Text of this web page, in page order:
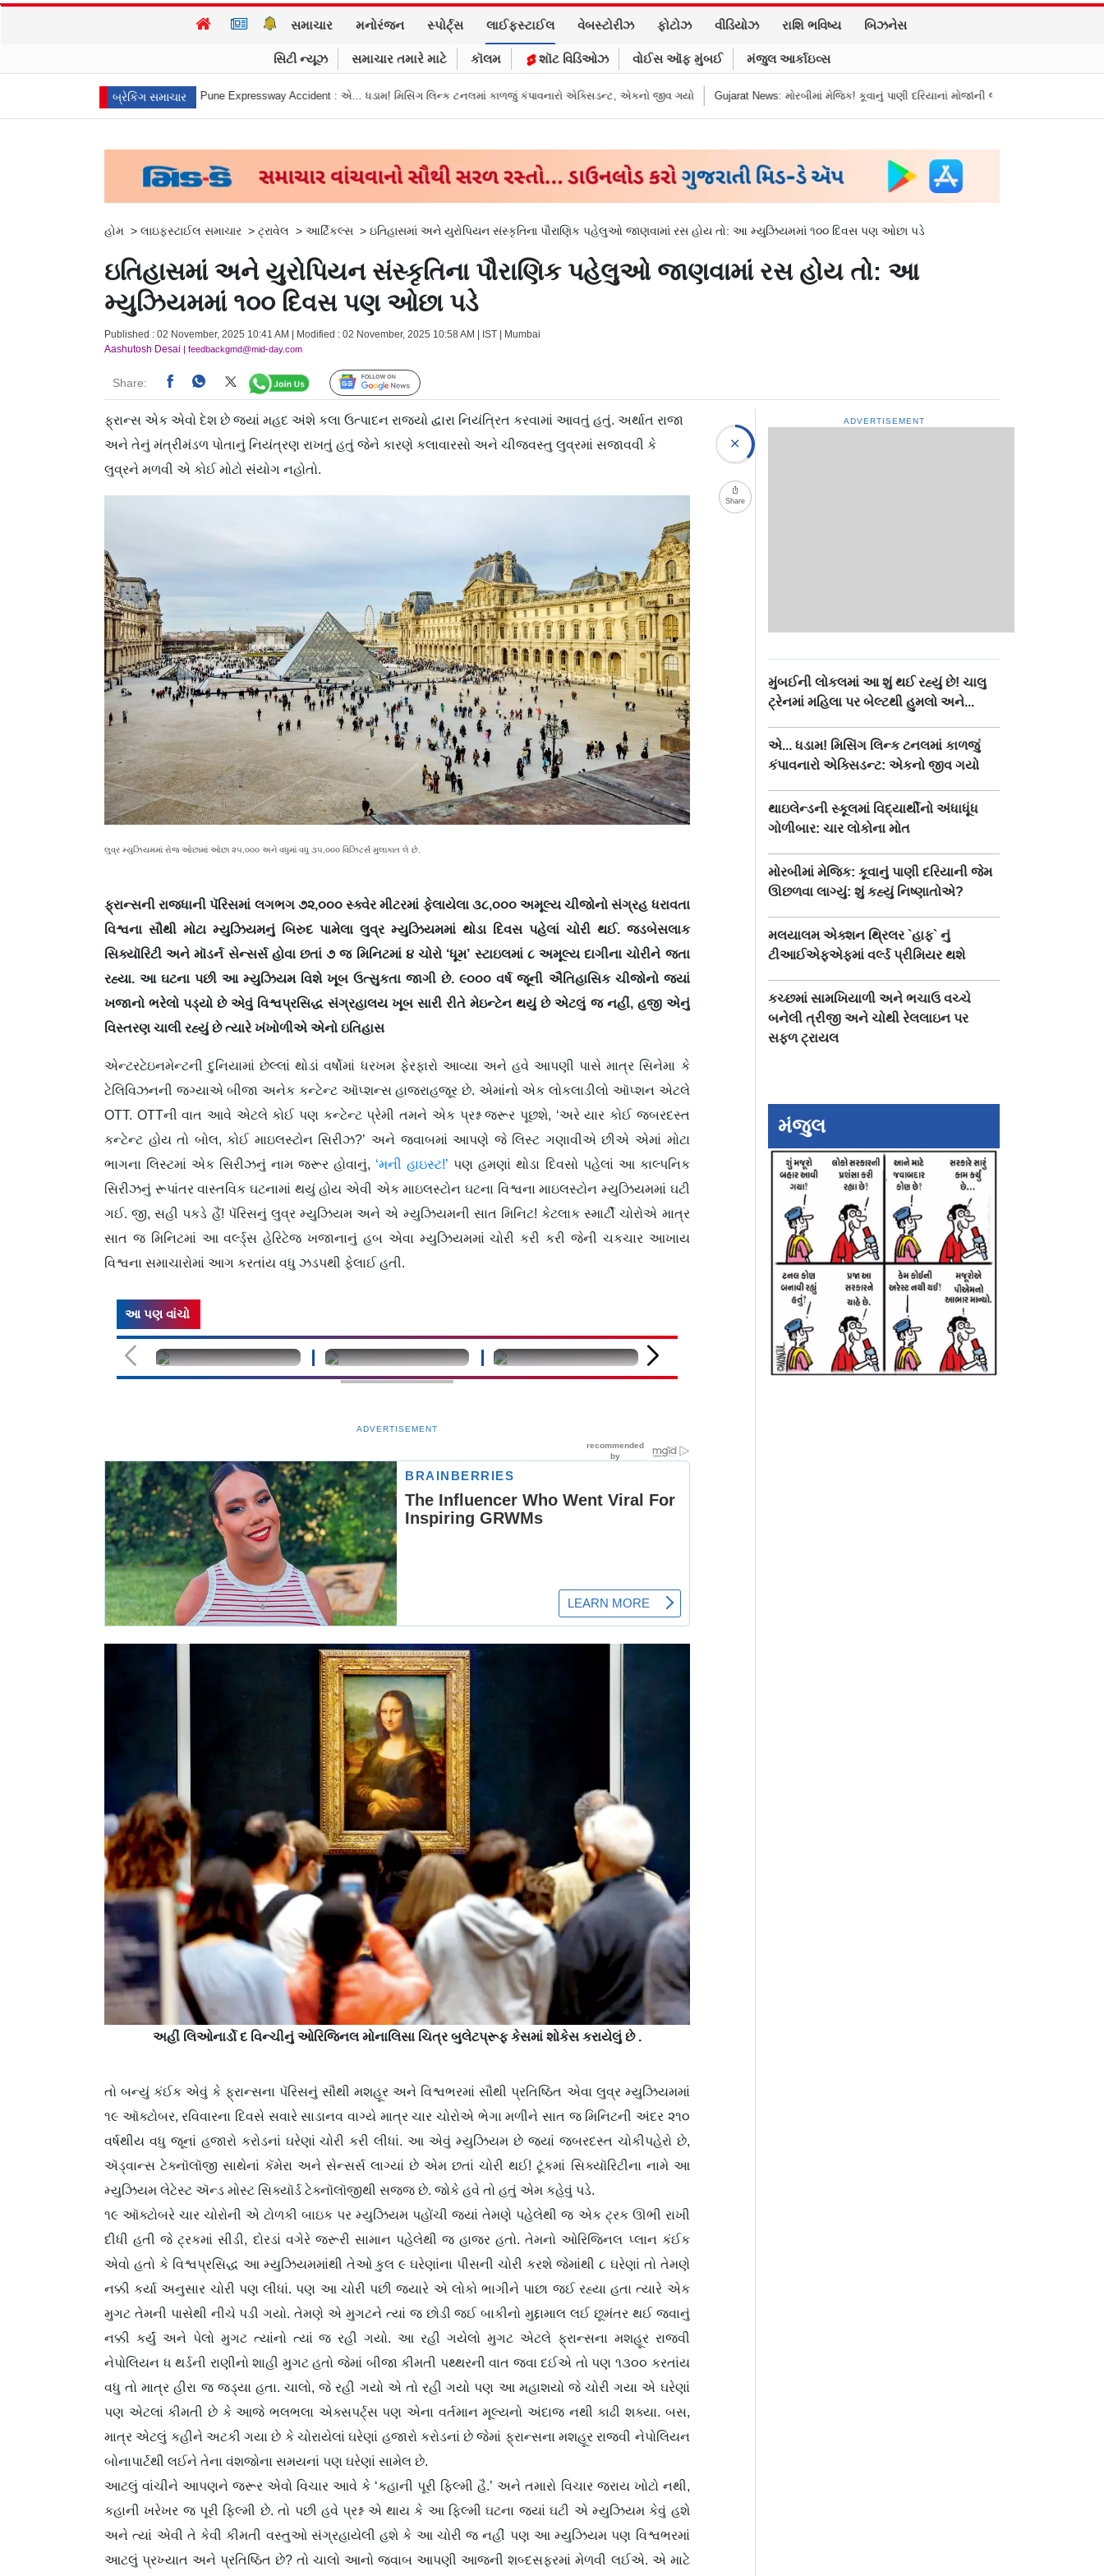
સમાચાર મનોરંજન સ્પોર્ટ્સ લાઈફસ્ટાઈલ વેબસ્ટોરીઝ ફોટોઝ વીડિયોઝ રાશિ ભવિષ્ય બિઝનેસ
સિટી ન્યૂઝ સમાચાર તમારે માટે કૉલમ શૉટ વિડિઓઝ વોઈસ ઑફ મુંબઈ મંજુલ આર્કાઇવ્સ
બ્રેકિંગ સમાચાર
Mumbai Pune Expressway Accident : એ... ધડામ! મિસિંગ લિન્ક ટનલમાં કાળજું કંપાવનારો એક્સિડન્ટ, એકનો જીવ ગયો Gujarat News: મોરબીમાં મેજિક! કૂવાનું પાણી દરિયાનાં મોજાંની જેમ ઊછળવા લાગ્યું, શું કહે છે નિષ્ણાતો?
હોમ > લાઇફસ્ટાઈલ સમાચાર > ટ્રાવેલ > આર્ટિકલ્સ > ઇતિહાસમાં અને યુરોપિયન સંસ્કૃતિના પૌરાણિક પહેલુઓ જાણવામાં રસ હોય તો: આ મ્યુઝિયમમાં ૧૦૦ દિવસ પણ ઓછા પડે
ઇતિહાસમાં અને યુરોપિયન સંસ્કૃતિના પૌરાણિક પહેલુઓ જાણવામાં રસ હોય તો: આ
મ્યુઝિયમમાં ૧૦૦ દિવસ પણ ઓછા પડે
Published : 02 November, 2025 10:41 AM | Modified : 02 November, 2025 10:58 AM | IST | Mumbai
Aashutosh Desai | feedbackgmd@mid-day.com
Share: Follow Us
ફ્રાન્સ એક એવો દેશ છે જ્યાં મહદ અંશે કલા ઉત્પાદન રાજ્યો દ્વારા નિયંત્રિત કરવામાં આવતું હતું. અર્થાત રાજા
અને તેનું મંત્રીમંડળ પોતાનું નિયંત્રણ રાખતું હતું જેને કારણે કલાવારસો અને ચીજવસ્તુ લુવ્રમાં સજાવવી કે
લુવ્રને મળવી એ કોઈ મોટો સંયોગ નહોતો.
લુવ્ર મ્યુઝિયમમાં રોજ ઓછામાં ઓછા ૨૫,૦૦૦ અને વધુમાં વધુ ૩૫,૦૦૦ વિઝિટર્સ મુલાકાત લે છે.
ફ્રાન્સની રાજધાની પૅરિસમાં લગભગ ૭૨,૦૦૦ સ્ક્વેર મીટરમાં ફેલાયેલા ૩૮,૦૦૦ અમૂલ્ય ચીજોનો સંગ્રહ ધરાવતા
વિશ્વના સૌથી મોટા મ્યુઝિયમનું બિરુદ પામેલા લુવ્ર મ્યુઝિયમમાં થોડા દિવસ પહેલાં ચોરી થઈ. જડબેસલાક
સિક્યૉરિટી અને મૉડર્ન સેન્સર્સ હોવા છતાં ૭ જ મિનિટમાં ૪ ચોરો ‘ધૂમ’ સ્ટાઇલમાં ૮ અમૂલ્ય દાગીના ચોરીને જતા
રહ્યા. આ ઘટના પછી આ મ્યુઝિયમ વિશે ખૂબ ઉત્સુકતા જાગી છે. ૯૦૦૦ વર્ષ જૂની ઐતિહાસિક ચીજોનો જ્યાં
ખજાનો ભરેલો પડ્યો છે એવું વિશ્વપ્રસિદ્ધ સંગ્રહાલય ખૂબ સારી રીતે મેઇન્ટેન થયું છે એટલું જ નહીં, હજી એનું
વિસ્તરણ ચાલી રહ્યું છે ત્યારે ખંખોળીએ એનો ઇતિહાસ
એન્ટરટેઇનમેન્ટની દુનિયામાં છેલ્લાં થોડાં વર્ષોમાં ધરખમ ફેરફારો આવ્યા અને હવે આપણી પાસે માત્ર સિનેમા કે
ટેલિવિઝનની જગ્યાએ બીજા અનેક કન્ટેન્ટ ઑપ્શન્સ હાજરાહજૂર છે. એમાંનો એક લોકલાડીલો ઑપ્શન એટલે
OTT. OTTની વાત આવે એટલે કોઈ પણ કન્ટેન્ટ પ્રેમી તમને એક પ્રશ્ન જરૂર પૂછશે, ‘અરે યાર કોઈ જબરદસ્ત
કન્ટેન્ટ હોય તો બોલ, કોઈ માઇલસ્ટોન સિરીઝ?’ અને જવાબમાં આપણે જે લિસ્ટ ગણાવીએ છીએ એમાં મોટા
ભાગના લિસ્ટમાં એક સિરીઝનું નામ જરૂર હોવાનું, ‘મની હાઇસ્ટ!’પણ હમણાં થોડા દિવસો પહેલાં આ કાલ્પનિક
સિરીઝનું રૂપાંતર વાસ્તવિક ઘટનામાં થયું હોય એવી એક માઇલસ્ટોન ઘટના વિશ્વના માઇલસ્ટોન મ્યુઝિયમમાં ઘટી
ગઈ. જી, સહી પકડે હૈં! પૅરિસનું લુવ્ર મ્યુઝિયમ અને એ મ્યુઝિયમની સાત મિનિટ! કેટલાક સ્માર્ટી ચોરોએ માત્ર
સાત જ મિનિટમાં આ વર્લ્ડ્સ હેરિટેજ ખજાનાનું હબ એવા મ્યુઝિયમમાં ચોરી કરી કરી જેની ચકચાર આખાય
વિશ્વના સમાચારોમાં આગ કરતાંય વધુ ઝડપથી ફેલાઈ હતી.
આ પણ વાંચો
undefined undefined undefined undefined
ADVERTISEMENT
અહીં લિઓનાર્ડો દ વિન્ચીનું ઓરિજિનલ મોનાલિસા ચિત્ર બુલેટપ્રૂફ કેસમાં શોકેસ કરાયેલું છે .
તો બન્યું કંઈક એવું કે ફ્રાન્સના પૅરિસનું સૌથી મશહૂર અને વિશ્વભરમાં સૌથી પ્રતિષ્ઠિત એવા લુવ્ર મ્યુઝિયમમાં
૧૯ ઑક્ટોબર, રવિવારના દિવસે સવારે સાડાનવ વાગ્યે માત્ર ચાર ચોરોએ ભેગા મળીને સાત જ મિનિટની અંદર ૨૧૦
વર્ષથીય વધુ જૂનાં હજારો કરોડનાં ઘરેણાં ચોરી કરી લીધાં. આ એવું મ્યુઝિયમ છે જ્યાં જબરદસ્ત ચોકીપહેરો છે,
ઍડ્વાન્સ ટેક્નૉલૉજી સાથેનાં કૅમેરા અને સેન્સર્સ લાગ્યાં છે એમ છતાં ચોરી થઈ! ટૂંકમાં સિક્યૉરિટીના નામે આ
મ્યુઝિયમ લેટેસ્ટ ઍન્ડ મોસ્ટ સિક્યૉર્ડ ટેક્નૉલૉજીથી સજ્જ છે. જોકે હવે તો હતું એમ કહેવું પડે.
૧૯ ઑક્ટોબરે ચાર ચોરોની એ ટોળકી બાઇક પર મ્યુઝિયમ પહોંચી જ્યાં તેમણે પહેલેથી જ એક ટ્રક ઊભી રાખી
દીધી હતી જે ટ્રકમાં સીડી, દોરડાં વગેરે જરૂરી સામાન પહેલેથી જ હાજર હતો. તેમનો ઓરિજિનલ પ્લાન કંઈક
એવો હતો કે વિશ્વપ્રસિદ્ધ આ મ્યુઝિયમમાંથી તેઓ કુલ ૯ ઘરેણાંના પીસની ચોરી કરશે જેમાંથી ૮ ઘરેણાં તો તેમણે
નક્કી કર્યા અનુસાર ચોરી પણ લીધાં. પણ આ ચોરી પછી જ્યારે એ લોકો ભાગીને પાછા જઈ રહ્યા હતા ત્યારે એક
મુગટ તેમની પાસેથી નીચે પડી ગયો. તેમણે એ મુગટને ત્યાં જ છોડી જઈ બાકીનો મુદ્દામાલ લઈ છૂમંતર થઈ જવાનું
નક્કી કર્યું અને પેલો મુગટ ત્યાંનો ત્યાં જ રહી ગયો. આ રહી ગયેલો મુગટ એટલે ફ્રાન્સના મશહૂર રાજવી
નેપોલિયન ધ થર્ડની રાણીનો શાહી મુગટ હતો જેમાં બીજા કીમતી પથ્થરની વાત જવા દઈએ તો પણ ૧૩૦૦ કરતાંય
વધુ તો માત્ર હીરા જ જડ્યા હતા. ચાલો, જે રહી ગયો એ તો રહી ગયો પણ આ મહાશયો જે ચોરી ગયા એ ઘરેણાં
પણ એટલાં કીમતી છે કે આજે ભલભલા એક્સપર્ટ્સ પણ એના વર્તમાન મૂલ્યનો અંદાજ નથી કાઢી શક્યા. બસ,
માત્ર એટલું કહીને અટકી ગયા છે કે ચોરાયેલાં ઘરેણાં હજારો કરોડનાં છે જેમાં ફ્રાન્સના મશહૂર રાજવી નેપોલિયન
બોનાપાર્ટથી લઈને તેના વંશજોના સમયનાં પણ ઘરેણાં સામેલ છે.
આટલું વાંચીને આપણને જરૂર એવો વિચાર આવે કે ‘કહાની પૂરી ફિલ્મી હૈ.’ અને તમારો વિચાર જરાય ખોટો નથી,
કહાની ખરેખર જ પૂરી ફિલ્મી છે. તો પછી હવે પ્રશ્ન એ થાય કે આ ફિલ્મી ઘટના જ્યાં ઘટી એ મ્યુઝિયમ કેવું હશે
અને ત્યાં એવી તે કેવી કીમતી વસ્તુઓ સંગ્રહાયેલી હશે કે આ ચોરી જ નહીં પણ આ મ્યુઝિયમ પણ વિશ્વભરમાં
આટલું પ્રખ્યાત અને પ્રતિષ્ઠિત છે? તો ચાલો આનો જવાબ આપણી આજની શબ્દસફરમાં મેળવી લઈએ. એ માટે
Share
ADVERTISEMENT
મુંબઈની લોકલમાં આ શું થઈ રહ્યું છે! ચાલુ
ટ્રેનમાં મહિલા પર બેલ્ટથી હુમલો અને...
એ... ધડામ! મિસિંગ લિન્ક ટનલમાં કાળજું
કંપાવનારો એક્સિડન્ટ: એકનો જીવ ગયો
થાઇલેન્ડની સ્કૂલમાં વિદ્યાર્થીનો અંધાધૂંધ
ગોળીબાર: ચાર લોકોના મોત
મોરબીમાં મેજિક: કૂવાનું પાણી દરિયાની જેમ
ઊછળવા લાગ્યું: શું કહ્યું નિષ્ણાતોએ?
મલયાલમ એક્શન થ્રિલર `હાફ` નું
ટીઆઈએફએફમાં વર્લ્ડ પ્રીમિયર થશે
કચ્છમાં સામખિયાળી અને ભચાઉ વચ્ચે
બનેલી ત્રીજી અને ચોથી રેલલાઇન પર
સફળ ટ્રાયલ
મંજુલ